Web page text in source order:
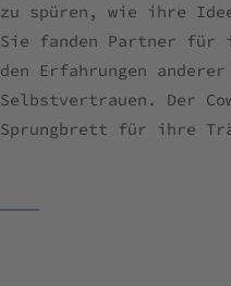
zu spüren, wie ihre
Sie fanden Partner für
den Erfahrungen anderer
Selbstvertrauen. Der
Sprungbrett für ihre